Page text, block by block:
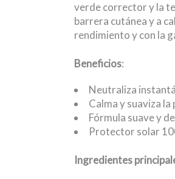
verde corrector y la
barrera cutánea y a
rendimiento y con la
Beneficios:
Neutraliza
Calma y suaviza la
Fórmula suave y
Protector solar
Ingredientes